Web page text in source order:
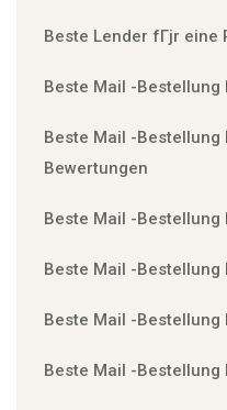
Beste Lender fГјr
Beste Mail -Bestellung
Beste Mail -Bestellung
Bewertungen
Beste Mail -
Beste Mail -Bestellung
Beste Mail -Bestellung
Beste Mail -Bestellung